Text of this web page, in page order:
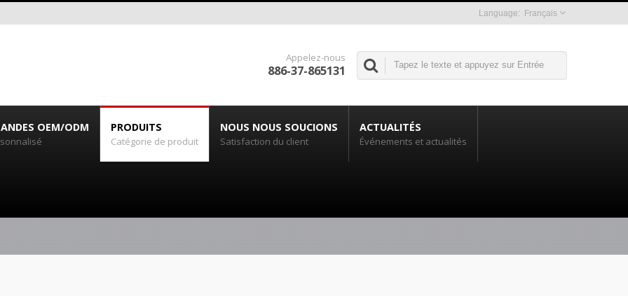
Français
Appelez-nous
886-37-865131
OEM/ODM PRODUITS
Catégorie de produit
NOUS NOUS SOUCIONS
Satisfaction du client
ACTUALITÉS
Événements et actualités